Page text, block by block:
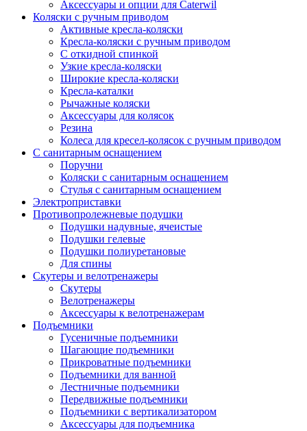
Аксессуары и опции для Caterwil
Коляски с ручным приводом
Активные кресла-коляски
Кресла-коляски с ручным приводом
С откидной спинкой
Узкие кресла-коляски
Широкие кресла-коляски
Кресла-каталки
Рычажные коляски
Аксессуары для колясок
Резина
Колеса для кресел-колясок с ручным приводом
С санитарным оснащением
Поручни
Коляски с санитарным оснащением
Стулья с санитарным оснащением
Электроприставки
Противопролежневые подушки
Подушки надувные, ячеистые
Подушки гелевые
Подушки полиуретановые
Для спины
Скутеры и велотренажеры
Скутеры
Велотренажеры
Аксессуары к велотренажерам
Подъемники
Гусеничные подъемники
Шагающие подъемники
Прикроватные подъемники
Подъемники для ванной
Лестничные подъемники
Передвижные подъемники
Подъемники с вертикализатором
Аксессуары для подъемника